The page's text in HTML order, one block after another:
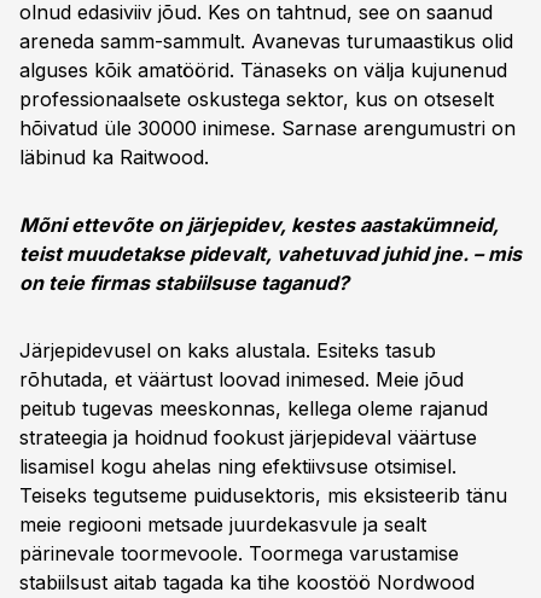
olnud edasiviiv jõud. Kes on tahtnud, see on saanud
areneda samm-sammult. Avanevas turumaastikus olid
alguses kõik amatöörid. Tänaseks on välja kujunenud
professionaalsete oskustega sektor, kus on otseselt
hõivatud üle 30000 inimese. Sarnase arengumustri on
läbinud ka Raitwood.
Mõni ettevõte on järjepidev, kestes aastakümneid,
teist muudetakse pidevalt, vahetuvad juhid jne. – mis
on teie firmas stabiilsuse taganud?
Järjepidevusel on kaks alustala. Esiteks tasub
rõhutada, et väärtust loovad inimesed. Meie jõud
peitub tugevas meeskonnas, kellega oleme rajanud
strateegia ja hoidnud fookust järjepideval väärtuse
lisamisel kogu ahelas ning efektiivsuse otsimisel.
Teiseks tegutseme puidusektoris, mis eksisteerib tänu
meie regiooni metsade juurdekasvule ja sealt
pärinevale toormevoole. Toormega varustamise
stabiilsust aitab tagada ka tihe koostöö Nordwood